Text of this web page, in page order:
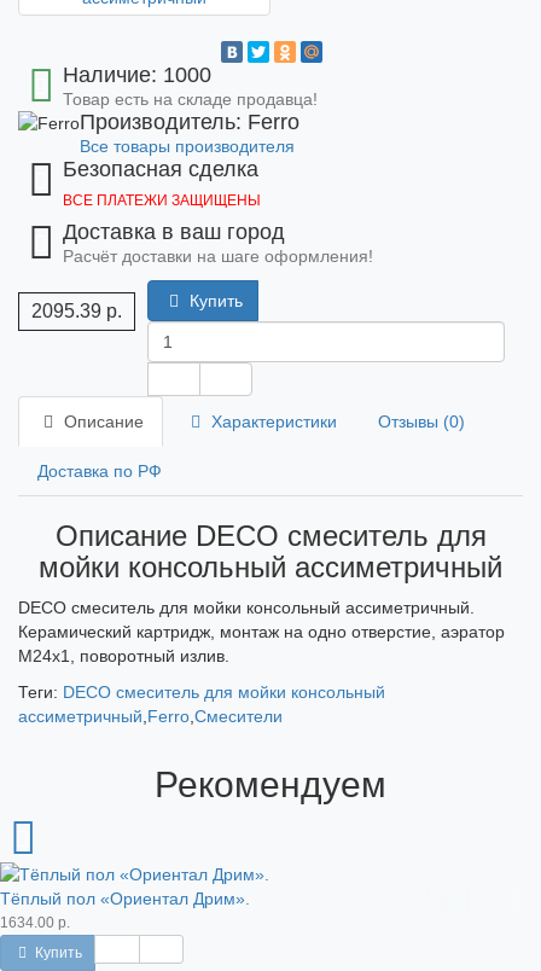
Наличие: 1000
Товар есть на складе продавца!
Производитель: Ferro
Все товары производителя
Безопасная сделка
ВСЕ ПЛАТЕЖИ ЗАЩИЩЕНЫ
Доставка в ваш город
Расчёт доставки на шаге оформления!
2095.39 р. Купить
Описание Характеристики Отзывы (0)
Доставка по РФ
Описание DECO смеситель для
мойки консольный ассиметричный
DECO смеситель для мойки консольный ассиметричный.
Керамический картридж, монтаж на одно отверстие, аэратор
M24x1, поворотный излив.
Теги: DECO смеситель для мойки консольный
ассиметричный,Ferro,Смесители
Рекомендуем
Тёплый пол «Ориентал Дрим».
1634.00 р.
Купить